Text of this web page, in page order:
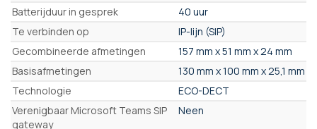
Batterijduur in gesprek
40 uur
Te verbinden op
IP-lijn (SIP)
Gecombineerde afmetingen
157 mm x 51 mm x 24 mm
Basisafmetingen
130 mm x 100 mm x 25,1 mm
Technologie
ECO-DECT
Verenigbaar Microsoft Teams SIP
gateway
Neen